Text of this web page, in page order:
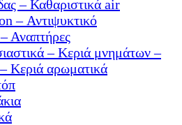
– Καθαριστικά air
– Αντιψυκτικό
Αναπτήρες
– Κεριά μνημάτων –
Κεριά αρωματικά